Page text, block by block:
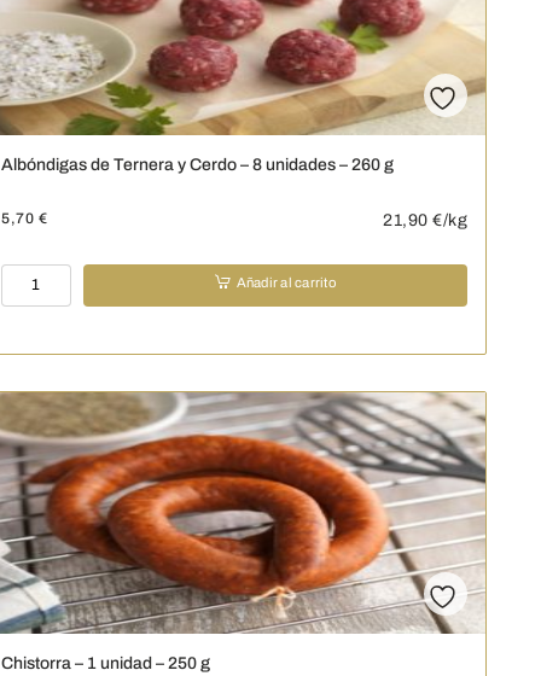
Albóndigas de Ternera y Cerdo – 8 unidades – 260 g
5,70 € 21,90 €/kg
Albóndigas
de
y
8
unidades
-
260
g
cantidad
Añadir al carrito
Chistorra – 1 unidad – 250 g